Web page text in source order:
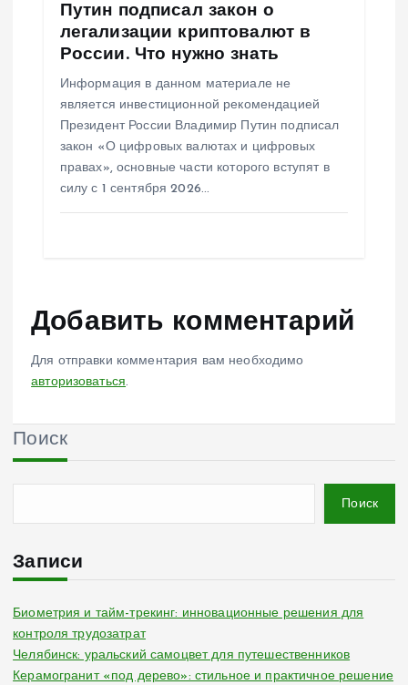
Путин подписал закон о
легализации криптовалют в
России. Что нужно знать
Информация в данном материале не
является инвестиционной рекомендацией
Президент России Владимир Путин подписал
закон «О цифровых валютах и цифровых
правах», основные части которого вступят в
силу с 1 сентября 2026…
Добавить комментарий
Для отправки комментария вам необходимо
авторизоваться.
Поиск
Поиск
Записи
Биометрия и тайм-трекинг: инновационные решения для
контроля трудозатрат
Челябинск: уральский самоцвет для путешественников
Керамогранит «под дерево»: стильное и практичное решение